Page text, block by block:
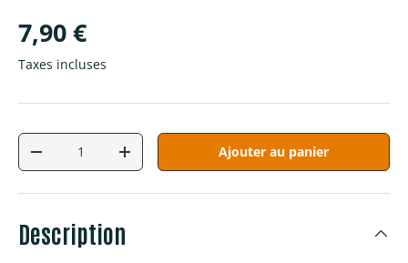
Prix habituel
7,90 €
Taxes incluses
Qté
Diminuer la quantitéAugmenter la quantitéAjouter au panier
Description